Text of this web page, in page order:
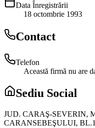
Data Înregistrării
18 octombrie 1993
Contact
Telefon
Această firmă nu are
Sediu Social
JUD. CARAŞ-SEVERIN,
CARANSEBEŞULUI,